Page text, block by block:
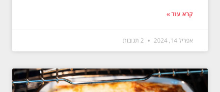
קרא עוד »
אפריל 14, 2024